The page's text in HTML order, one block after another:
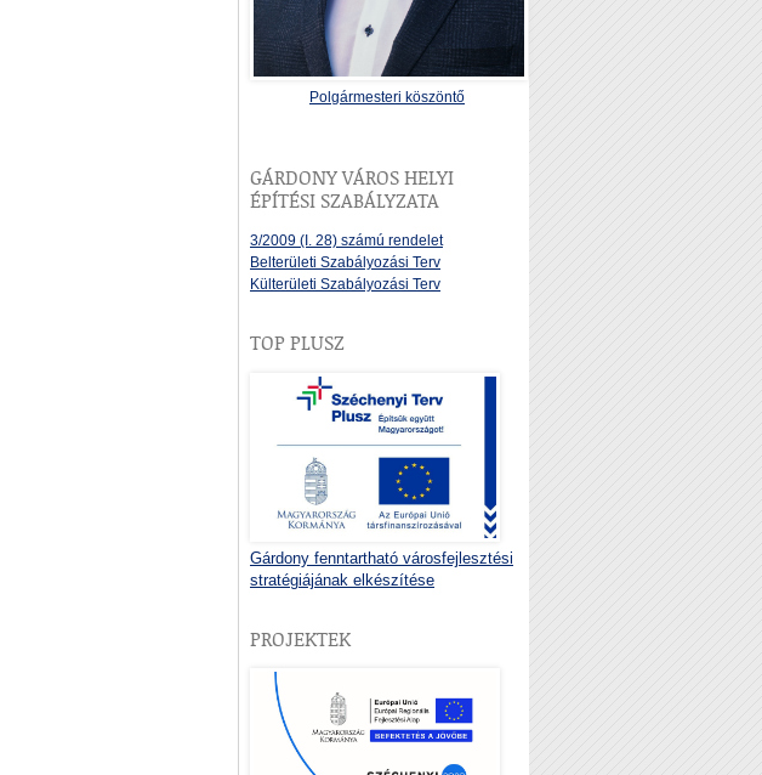
Polgármesteri köszöntő
GÁRDONY VÁROS HELYI
ÉPÍTÉSI SZABÁLYZATA
3/2009 (I. 28) számú rendelet
Belterületi Szabályozási Terv
Külterületi Szabályozási Terv
TOP PLUSZ
Gárdony fenntartható városfejlesztési
stratégiájának elkészítése
PROJEKTEK